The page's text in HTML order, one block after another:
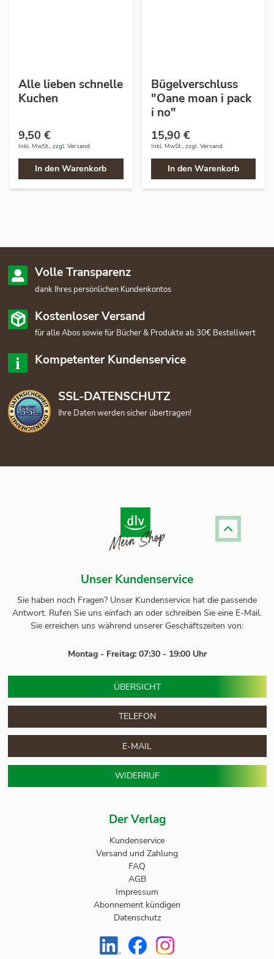
Alle lieben schnelle
Kuchen
9,50 €
Inkl. MwSt., zzgl. Versand
In den Warenkorb
Bügelverschluss
"Oane moan i pack
i no"
15,90 €
Inkl. MwSt., zzgl. Versand
In den Warenkorb
Volle Transparenz
dank Ihres persönlichen Kundenkontos
Kostenloser Versand
für alle Abos sowie für Bücher & Produkte ab 30€ Bestellwert
Kompetenter Kundenservice
SSL-DATENSCHUTZ
Ihre Daten werden sicher übertragen!
Der Verlag
Kundenservice
Versand und Zahlung
FAQ
AGB
Impressum
Abonnement kündigen
Datenschutz
Unser Kundenservice
Sie haben noch Fragen? Unser Kundenservice hat die passende
Antwort. Rufen Sie uns einfach an oder schreiben Sie eine E-Mail.
Sie erreichen uns während unserer Geschäftszeiten von:
Montag - Freitag: 07:30 - 19:00 Uhr
ÜBERSICHT
TELEFON
E-MAIL
WIDERRUF